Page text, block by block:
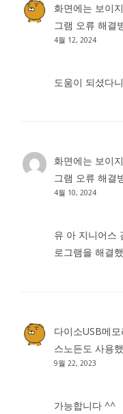
화면에는 보이
그램 오류 해결
4월 12, 2024
도움이 되셨다
화면에는 보이
그램 오류 해결
4월 10, 2024
유 아 지니어스
로그램을 해결
다이소USB메
스노든도 사용
9월 22, 2023
가능합니다 ^^